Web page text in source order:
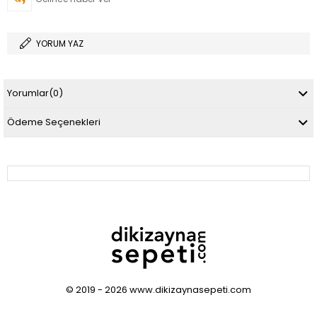
YORUM YAZ
Yorumlar(0)
Ödeme Seçenekleri
© 2019 - 2026 www.dikizaynasepeti.com